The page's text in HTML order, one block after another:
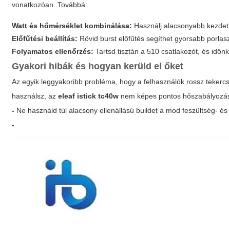
vonatkozóan. Továbbá:
Watt és hőmérséklet kombinálása: Használj alacsonyabb
Előfűtési beállítás: Rövid burst előfűtés segíthet gyorsabb
Folyamatos ellenőrzés: Tartsd tisztán a 510 csatlakozót, és
Gyakori hibák és hogyan kerüld el őket
Az egyik leggyakoribb probléma, hogy a felhasználók rossz
használsz, azeleaf istick tc40w nem képes pontos
- Ne használd túl alacsony ellenállású buildet a mod feszültség- és
-